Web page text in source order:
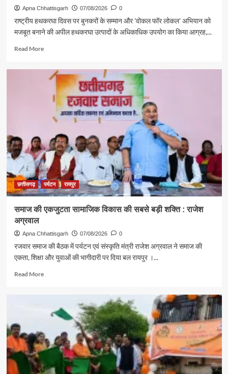
Apna Chhattisgarh 07/08/2026 0
राष्ट्रीय हथकरघा दिवस पर बुनकरों के सम्मान और 'वोकल फॉर लोकल' अभियान को
मजबूत बनाने की अपील हथकरघा उत्पादों के अधिकाधिक उपयोग का किया आग्रह,...
Read MoreRead
पर्यटन
संस्कृति
राजेश
अग्रवाल
दिया
स्वदेशी
अपनाने
का
संदेश
छत्तीसगढ़ पर्यटन रायपुर
समाज की एकजुटता सामाजिक विकास की सबसे बड़ी शक्ति : राजेश
अग्रवाल
Apna Chhattisgarh 07/08/2026 0
रजवार समाज की बैठक में पर्यटन एवं संस्कृति मंत्री राजेश अग्रवाल ने समाज की
एकता, शिक्षा और युवाओं की भागीदारी पर दिया बल रायपुर ।...
Read MoreRead
एकजुटता
सामाजिक
विकास
की
बड़ी